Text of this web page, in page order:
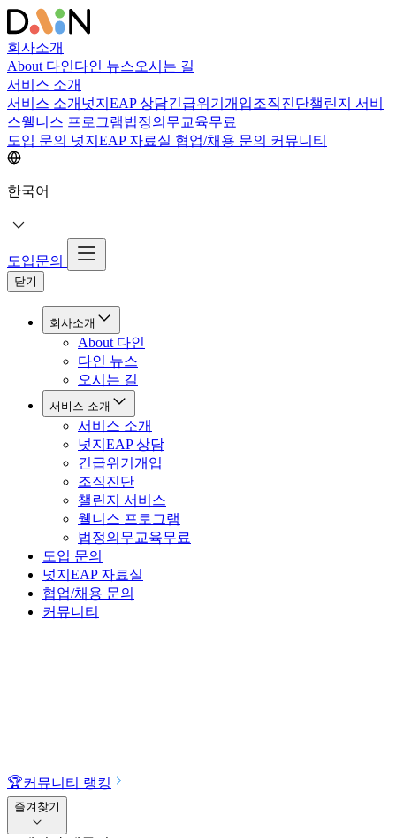
회사소개
About 다인다인 뉴스오시는 길
서비스 소개
서비스 소개 넛지EAP 상담긴급위기개입조직진단챌린지 서비
스웰니스 프로그램법정의무교육무료
도입 문의 넛지EAP 자료실 협업/채용 문의 커뮤니티
한국어
도입문의
닫기
회사소개
About 다인
다인 뉴스
오시는 길
서비스 소개
서비스 소개
넛지EAP 상담
긴급위기개입
조직진단
챌린지 서비스
웰니스 프로그램
법정의무교육무료
도입 문의
넛지EAP 자료실
협업/채용 문의
커뮤니티
🏆커뮤니티 랭킹
즐겨찾기